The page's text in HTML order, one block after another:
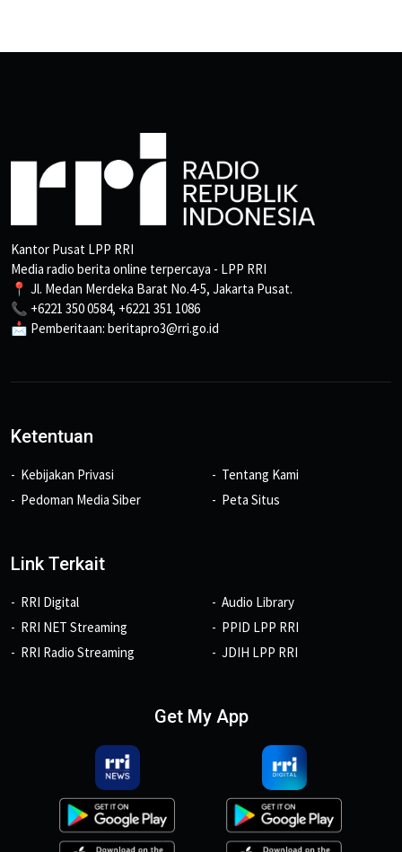
Kantor Pusat LPP RRI
Media radio berita online terpercaya - LPP RRI
📍 Jl. Medan Merdeka Barat No.4-5, Jakarta Pusat.
📞 +6221 350 0584, +6221 351 1086
📩 Pemberitaan: beritapro3@rri.go.id
Ketentuan
Kebijakan Privasi
Pedoman Media Siber
Tentang Kami
Peta Situs
Link Terkait
RRI Digital
RRI NET Streaming
RRI Radio Streaming
Audio Library
PPID LPP RRI
JDIH LPP RRI
Get My App